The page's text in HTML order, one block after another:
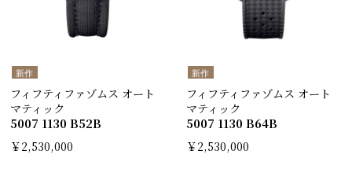
新作
フィフティファゾムス オート
マティック
5007 1130 B52B
￥2,530,000
新作
フィフティファゾムス オート
マティック
5007 1130 B64B
￥2,530,000